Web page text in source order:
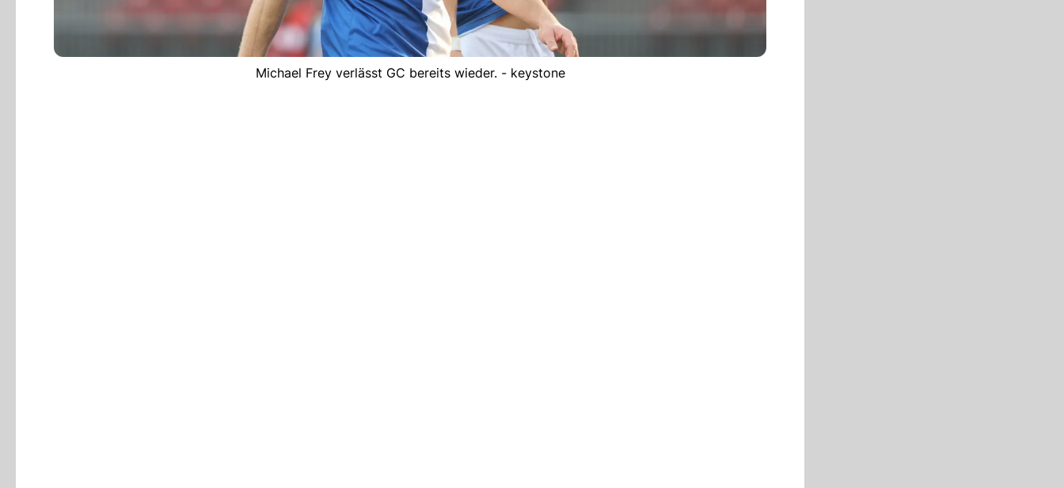
Michael Frey verlässt GC bereits wieder. - keystone